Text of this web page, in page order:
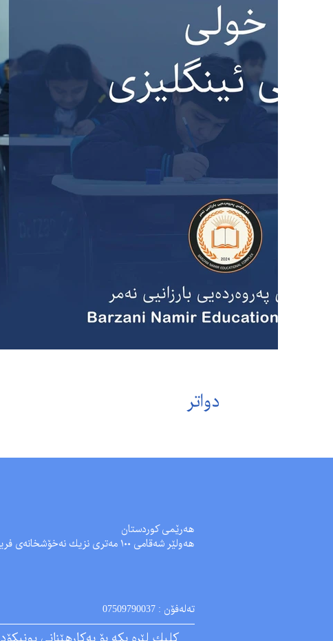
دواتر
هەرێمی کوردستان
هەولێر شەقامی ١٠٠ مەتری نزیك نەخۆشخانەی فریاکەوتنی ڕۆژئاوا - هەولێر
تەلەفۆن : 07509790037
کلیك لێرە بکە بۆ بەکارهێنانی یونیکۆد